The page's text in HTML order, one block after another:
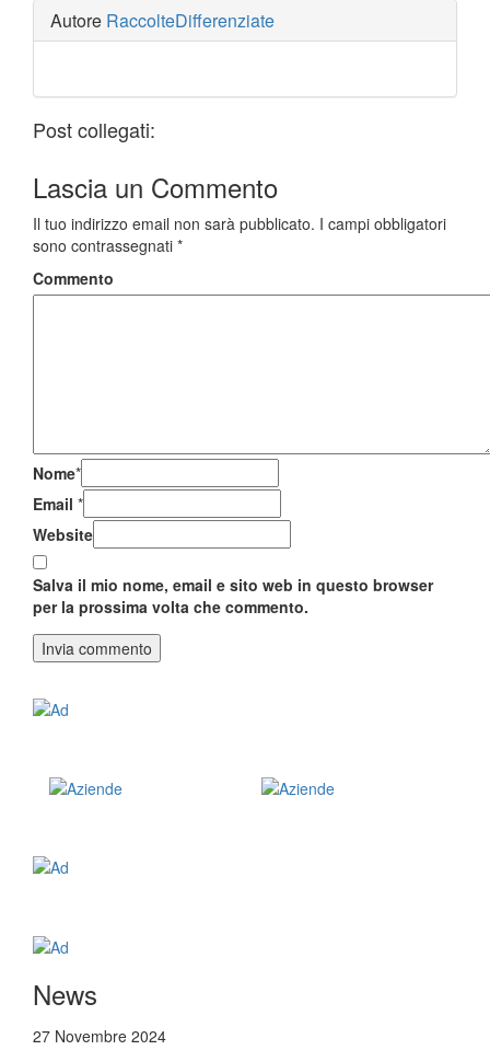
Autore RaccolteDifferenziate
Post collegati:
Lascia un Commento
Il tuo indirizzo email non sarà pubblicato. I campi obbligatori
sono contrassegnati *
Commento
Nome*
Email *
Website
Salva il mio nome, email e sito web in questo browser
per la prossima volta che commento.
News
27 Novembre 2024